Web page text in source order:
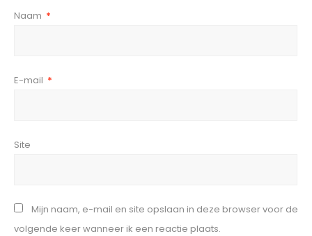
Naam *
E-mail *
Site
Mijn naam, e-mail en site opslaan in deze browser voor de
volgende keer wanneer ik een reactie plaats.